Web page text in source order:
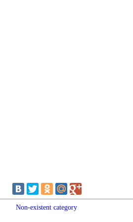
Non-existent category